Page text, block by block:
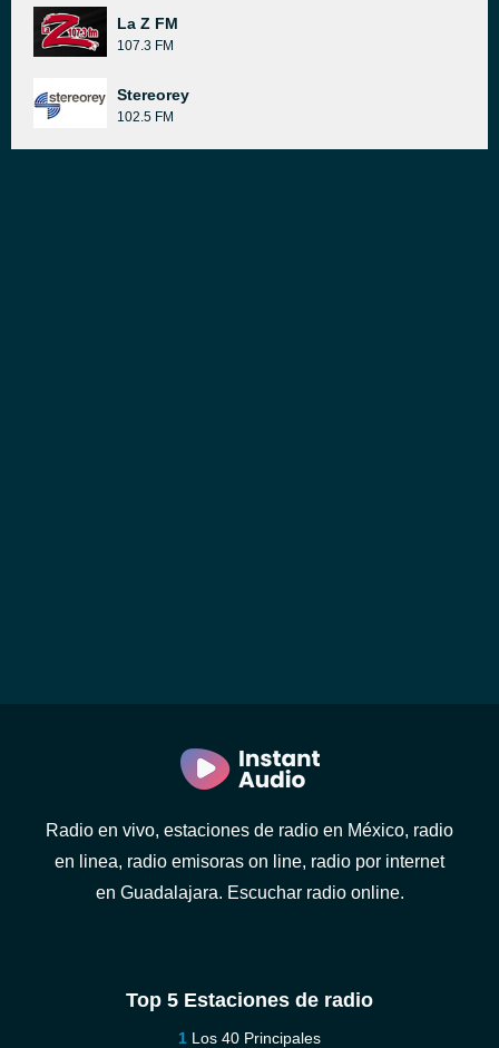
La Z FM
107.3 FM
Stereorey
102.5 FM
Radio en vivo, estaciones de radio en México, radio
en linea, radio emisoras on line, radio por internet
en Guadalajara. Escuchar radio online.
Top 5 Estaciones de radio
Los 40 Principales